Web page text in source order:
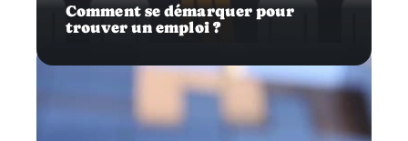
Comment se démarquer pour
trouver un emploi ?